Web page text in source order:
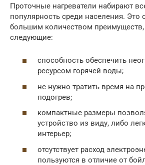
Проточные нагреватели набирают
популярность среди населения. Это
большим количеством преимуществ,
следующие:
способность обеспечить
ресурсом горячей воды;
не нужно тратить время на
подогрев;
компактные размеры
устройство из виду, либо
интерьер;
отсутствует расход
пользуются в отличие от